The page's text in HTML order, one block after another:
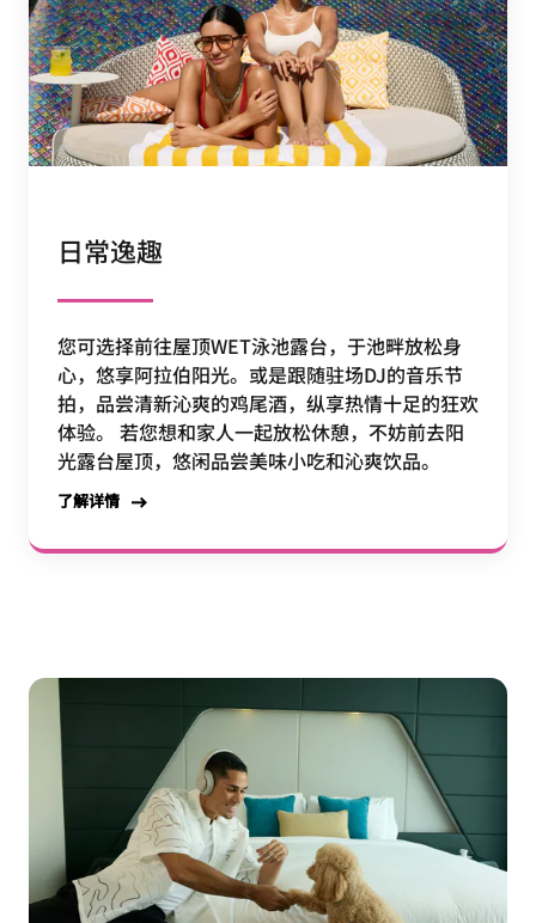
日常逸趣
您可选择前往屋顶WET泳池露台，于池畔放松身
心，悠享阿拉伯阳光。或是跟随驻场DJ的音乐节
拍，品尝清新沁爽的鸡尾酒，纵享热情十足的狂欢
体验。 若您想和家人一起放松休憩，不妨前去阳
光露台屋顶，悠闲品尝美味小吃和沁爽饮品。
了解详情